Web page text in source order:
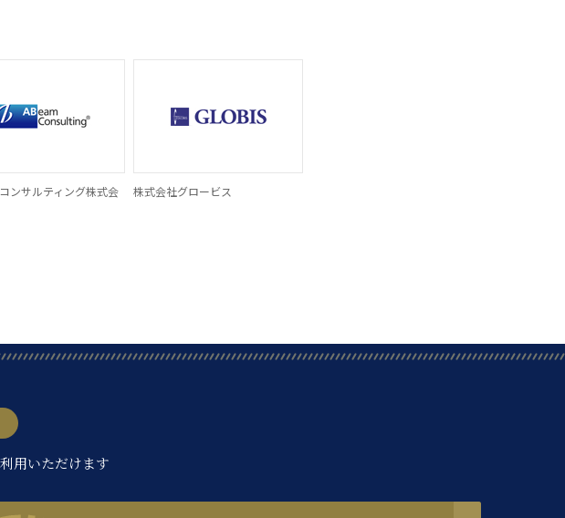
ンサルティング株式会
株式会社グロービス
用いただけます